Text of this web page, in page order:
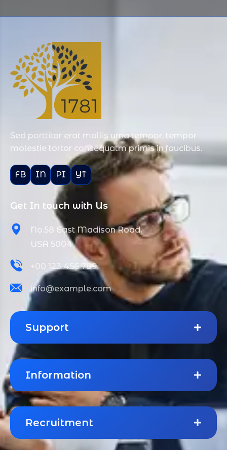
Sed porttitor erat mollis urna tempor, tempor
molestie tortor consequatm primis in faucibus.
FB IN PI YT
Get In touch with Us
No.58 East Madison Road,
USA 5004
+00 123 456 789
info@example.com
Support
Information
Recruitment